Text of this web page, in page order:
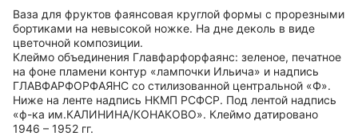
Ваза для фруктов фаянсовая круглой формы с прорезными
бортиками на невысокой ножке. На дне деколь в виде
цветочной композиции.
Клеймо объединения Главфарфорфаянс: зеленое, печатное
на фоне пламени контур «лампочки Ильича» и надпись
ГЛАВФАРФОРФАЯНС со стилизованной центральной «Ф».
Ниже на ленте надпись НКМП РСФСР. Под лентой надпись
«ф-ка им.КАЛИНИНА/КОНАКОВО». Клеймо датировано
1946 – 1952 гг.